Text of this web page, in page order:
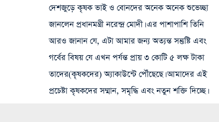
দেশজুড়ে কৃষক ভাই ও বোনদের অনেক অনেক শুভেচ্ছা
জানলেন প্রধানমন্ত্রী নরেন্দ্র মোদী। এর পাশাপাশি তিনি
আরও জানান যে, এটা আমার জন্য অত্যন্ত সন্তুষ্টি এবং
গর্বের বিষয় যে এখন পর্যন্ত প্রায় ৩ কোটি ৫ লক্ষ টাকা
তাদের(কৃষকদের) অ্যাকাউন্টে পৌঁছেছে। আমাদের এই
প্রচেষ্টা কৃষকদের সম্মান, সমৃদ্ধি এবং নতুন শক্তি দিচ্ছে।